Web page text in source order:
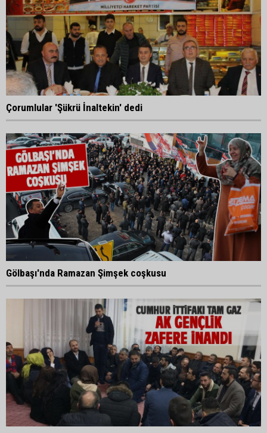
Çorumlular 'Şükrü İnaltekin' dedi
Gölbaşı'nda Ramazan Şimşek coşkusu